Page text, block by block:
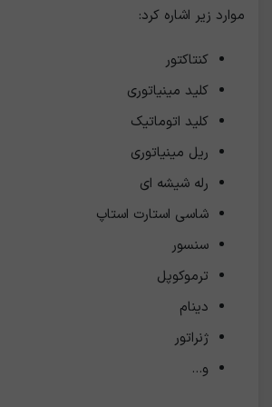
موارد زیر اشاره کرد:
کنتاکتور
کلید مینیاتوری
کلید اتوماتیک
ریل مینیاتوری
رله شیشه ای
شاسی استارت استاپ
سنسور
ترموکوپل
دینام
ژنراتور
و...